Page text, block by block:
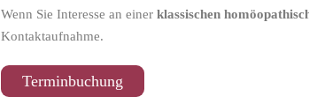
Wenn Sie Interesse an einerklassischen
Kontaktaufnahme.
Terminbuchung